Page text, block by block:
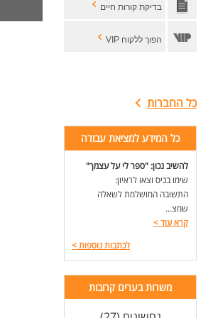
בדיקת קורות חיים
הפוך ללקוח VIP
כל החברות
כל המידע למציאת עבודה
להשיב נכון: "ספר לי על עצמך"
שימו בכיס וצאו לראיון:
התשובה המושלמת לשאלה
שמצ...
קרא עוד>
לכתבות נוספות>
משרות בערים קרובות